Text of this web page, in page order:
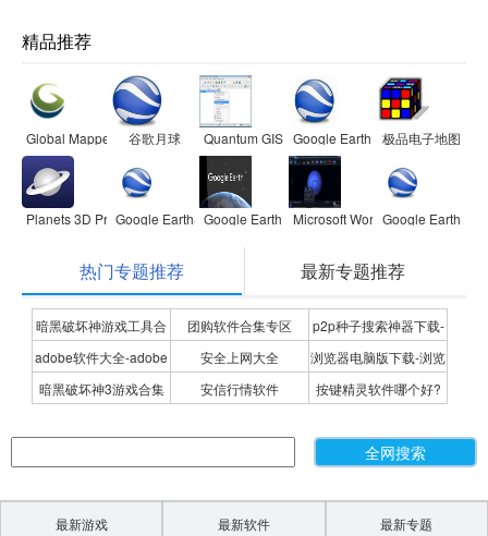
精品推荐
Global Mapper 谷歌月球 Quantum GIS Google Earth Pro极品电子地图
Planets 3D ProGoogle Earth谷歌地球Google Earth Pro(谷歌地球专业版)
Microsoft WorldWide Telescope
Google Earth
热门专题推荐 最新专题推荐
暗黑破坏神游戏工具合
集
团购软件合集专区
p2p种子搜索神器下载-
P2P种子搜索神器专题
adobe软件大全-adobe
全系列软件下载-adobe
安全上网大全
浏览器电脑版下载-浏览
器下载合集
暗黑破坏神3游戏合集 安信行情软件
按键精灵软件哪个好?
最新游戏 最新软件 最新专题